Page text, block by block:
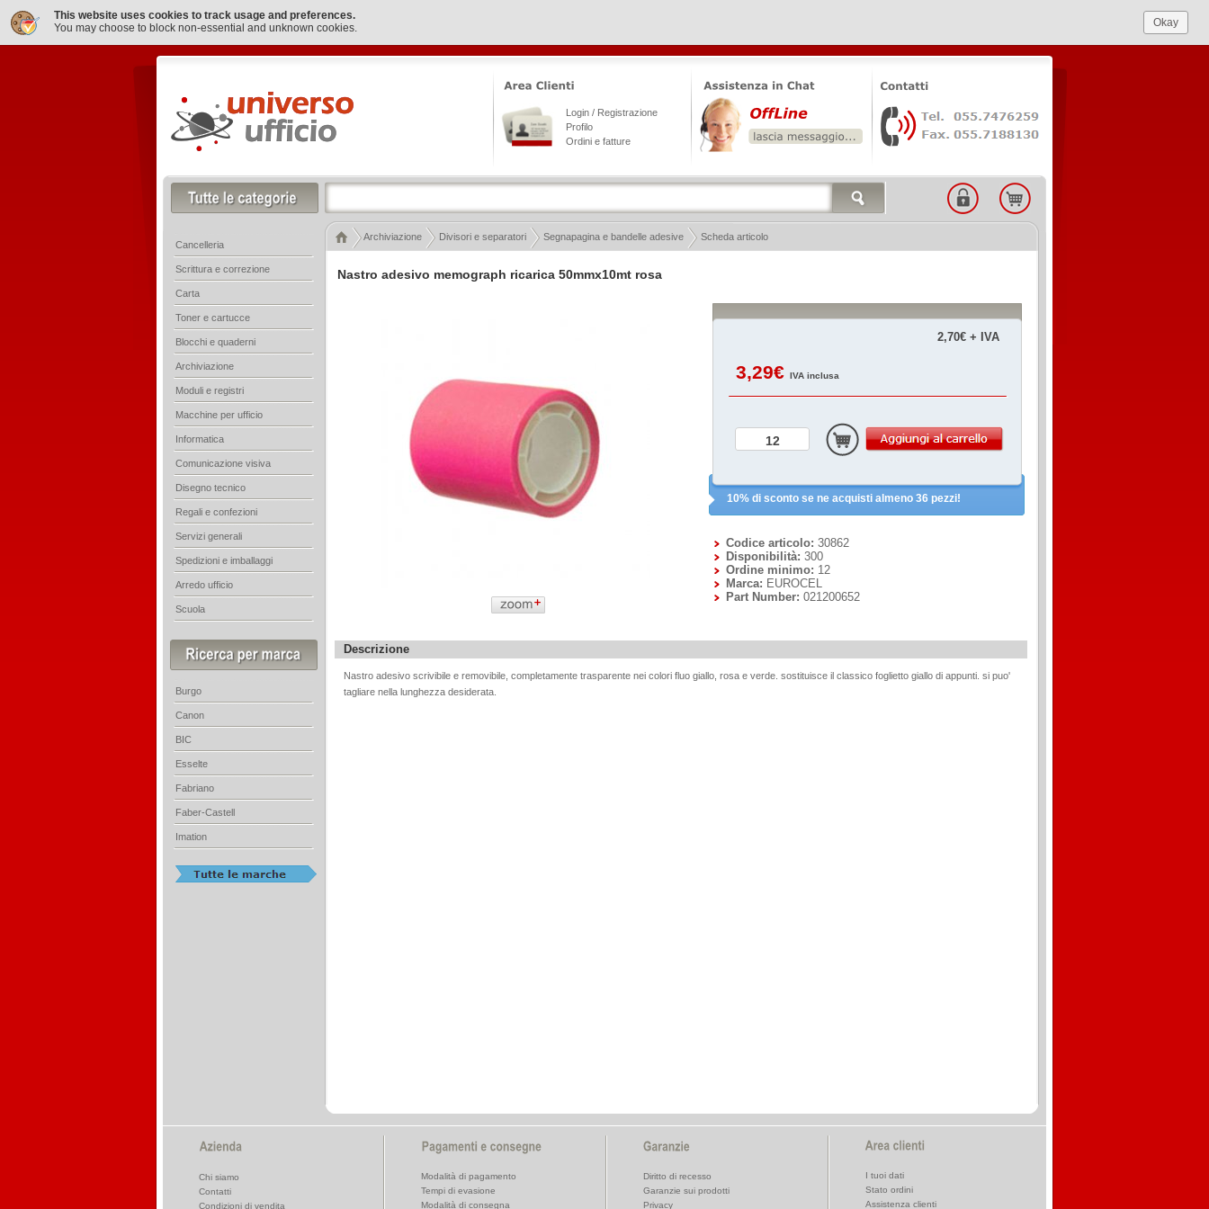
This website uses cookies to track usage and preferences.
You may choose to block non-essential and unknown cookies.
Okay
Nastro adesivo memograph ricarica 50mmx10mt rosa
Descrizione
Nastro adesivo scrivibile e removibile, completamente trasparente nei colori fluo giallo, rosa e verde. sostituisce il classico foglietto giallo di appunti. si puo'
tagliare nella lunghezza desiderata.
2,70€ + IVA
3,29€ IVA inclusa
10% di sconto se ne acquisti almeno 36 pezzi!
Codice articolo: 30862
Disponibilità: 300
Ordine minimo: 12
Marca: EUROCEL
Part Number: 021200652
Login / Registrazione
Profilo
Ordini e fatture
Archiviazione Divisori e separatori Segnapagina e bandelle adesive Scheda articolo
Cancelleria
Scrittura e correzione
Carta
Toner e cartucce
Blocchi e quaderni
Archiviazione
Moduli e registri
Macchine per ufficio
Informatica
Comunicazione visiva
Disegno tecnico
Regali e confezioni
Servizi generali
Spedizioni e imballaggi
Arredo ufficio
Scuola
Burgo
Canon
BIC
Esselte
Fabriano
Faber-Castell
Imation
Chi siamo
Contatti
Condizioni di vendita
Modalità di pagamento
Tempi di evasione
Modalità di consegna
Diritto di recesso
Garanzie sui prodotti
Privacy
I tuoi dati
Stato ordini
Assistenza clienti